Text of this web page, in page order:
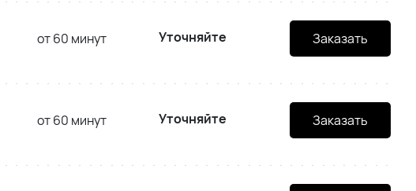
от 60 минут Уточняйте Заказать
от 60 минут Уточняйте Заказать